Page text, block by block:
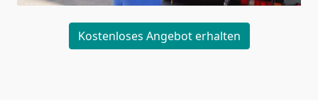
Kostenloses Angebot erhalten